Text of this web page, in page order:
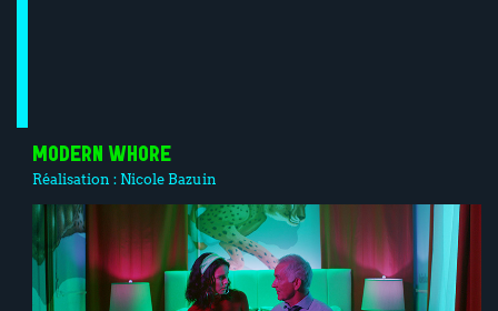
MODERN WHORE
Réalisation : Nicole Bazuin